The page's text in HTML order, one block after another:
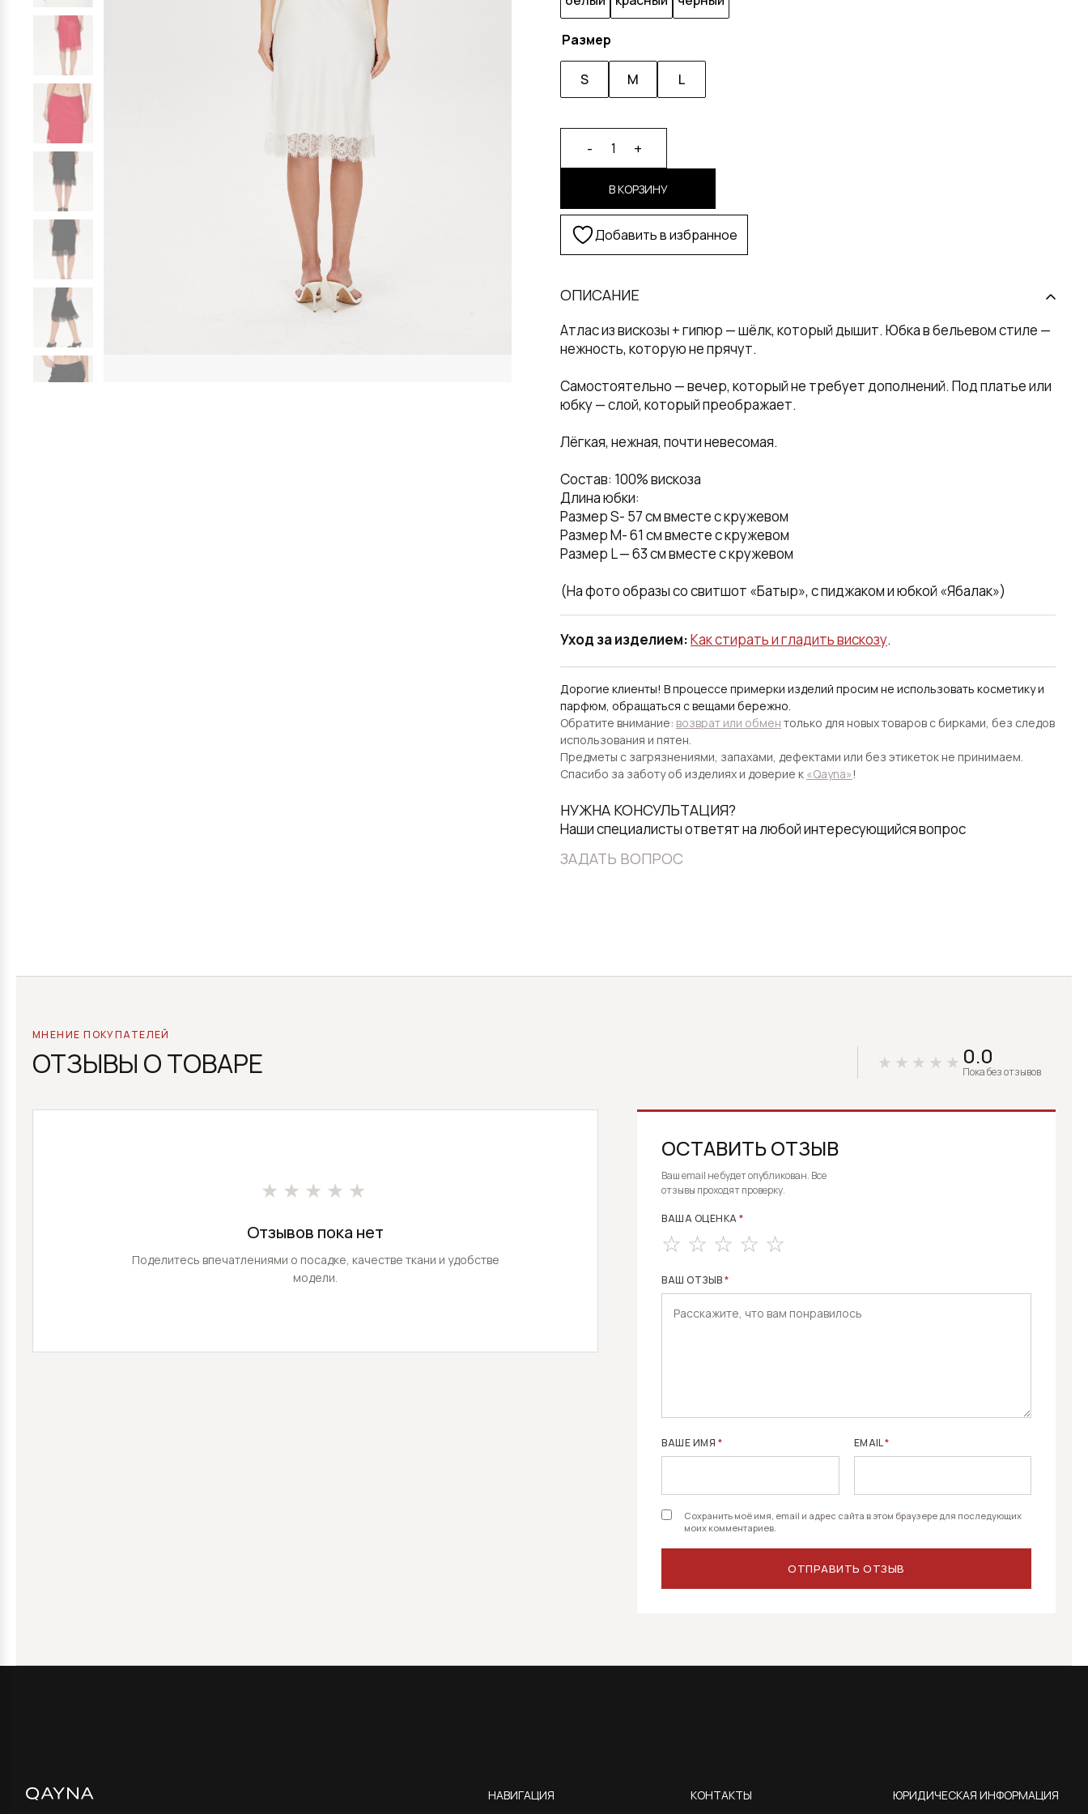
Размер
S M L
- 1 +
В КОРЗИНУ
Добавить в избранное
ОПИСАНИЕ
Атлас из вискозы + гипюр — шёлк, который дышит. Юбка в бельевом стиле —
нежность, которую не прячут.
Самостоятельно — вечер, который не требует дополнений. Под платье или
юбку — слой, который преображает.
Лёгкая, нежная, почти невесомая.
Состав: 100% вискоза
Длина юбки:
Размер S- 57 см вместе с кружевом
Размер М- 61 см вместе с кружевом
Размер L — 63 см вместе с кружевом
(На фото образы со свитшот «Батыр», с пиджаком и юбкой «Ябалак»)
Уход за изделием:Как стирать и гладить вискозу.
Дорогие клиенты! В процессе примерки изделий просим не использовать косметику и
парфюм, обращаться с вещами бережно.
Обратите внимание: возврат или обмен только для новых товаров с бирками, без следов
использования и пятен.
Предметы с загрязнениями, запахами, дефектами или без этикеток не принимаем.
Спасибо за заботу об изделиях и доверие к «Qayna» !
НУЖНА КОНСУЛЬТАЦИЯ?
Наши специалисты ответят на любой интересующийся вопрос
ЗАДАТЬ ВОПРОС
МНЕНИЕ ПОКУПАТЕЛЕЙ
ОТЗЫВЫ О ТОВАРЕ 0.0
Пока без отзывов
★★★★★
Отзывов пока нет
Поделитесь впечатлениями о посадке, качестве ткани и удобстве
модели.
ОСТАВИТЬ ОТЗЫВ
Ваш email не будет опубликован. Все
отзывы проходят проверку.
ВАША ОЦЕНКА*
ВАШ ОТЗЫВ*
ВАШЕ ИМЯ * EMAIL*
Сохранить моё имя, email и адрес сайта в этом браузере для последующих
моих комментариев.
ALTERNATIVE:
НАВИГАЦИЯ КОНТАКТЫ ЮРИДИЧЕСКАЯ ИНФОРМАЦИЯ